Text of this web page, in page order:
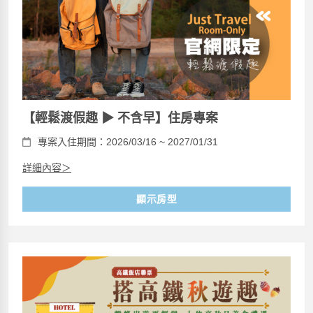
【輕鬆渡假趣 ▶ 不含早】住房專案
專案入住期間：2026/03/16 ~ 2027/01/31
詳細內容＞
顯示房型